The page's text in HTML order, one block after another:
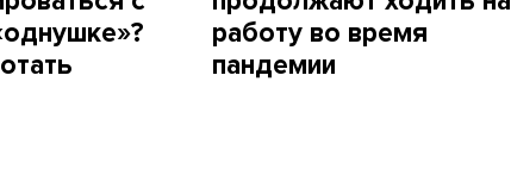
работу во время
пандемии